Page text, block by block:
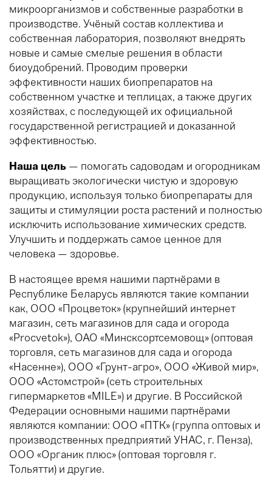
микроорганизмов и собственные разработки в
производстве. Учёный состав коллектива и
собственная лаборатория, позволяют внедрять
новые и самые смелые решения в области
биоудобрений. Проводим проверки
эффективности наших биопрепаратов на
собственном участке и теплицах, а также других
хозяйствах, с последующей их официальной
государственной регистрацией и доказанной
эффективностью.
Наша цель — помогать садоводам и огородникам
выращивать экологически чистую и здоровую
продукцию, используя только биопрепараты для
защиты и стимуляции роста растений и полностью
исключить использование химических средств.
Улучшить и поддержать самое ценное для
человека — здоровье.
В настоящее время нашими партнёрами в
Республике Беларусь являются такие компании
как, ООО «Процветок» (крупнейший интернет
магазин, сеть магазинов для сада и огорода
«Procvetok»), ОАО «Минсксортсемовощ» (оптовая
торговля, сеть магазинов для сада и огорода
«Насенне»), ООО «Грунт-агро», ООО «Живой мир»,
ООО «Астомстрой» (сеть строительных
гипермаркетов «MILE») и другие. В Российской
Федерации основными нашими партнёрами
являются компании: ООО «ПТК» (группа оптовых и
производственных предприятий УНАС, г. Пенза),
ООО «Органик плюс» (оптовая торговля г.
Тольятти) и другие.